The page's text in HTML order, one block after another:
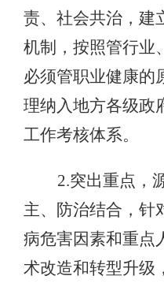
责、社会共治，建
机制，按照管行业
必须管职业健康的
理纳入地方各级政
工作考核体系。
2.突出重点，
主、防治结合，针
病危害因素和重点
术改造和转型升级